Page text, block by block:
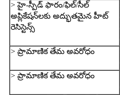
> హై-స్పీడ్ ఫారం/ఫిల్/సీల్
అప్లికేషన్‌లకు అద్భుతమైన హీట్
రెసిస్టెన్స్
> ప్రామాణిక తేమ అవరోధం
> ప్రామాణిక తేమ అవరోధం